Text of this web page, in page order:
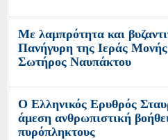
Με λαμπρότητα και
Πανήγυρη της Ιεράς
Σωτήρος Ναυπάκτου
Ο Ελληνικός Ερυθρός
άμεση ανθρωπιστική
πυρόπληκτους